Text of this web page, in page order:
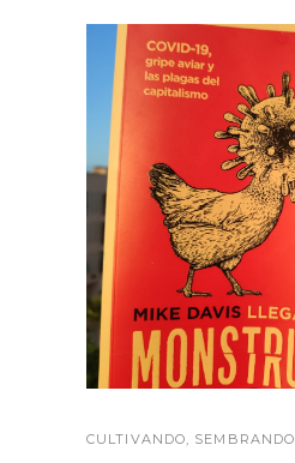
CULTIVANDO, SEMBRANDO